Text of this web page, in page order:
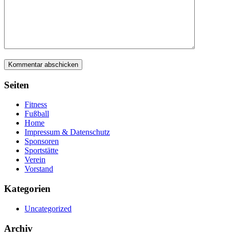
Seiten
Fitness
Fußball
Home
Impressum & Datenschutz
Sponsoren
Sportstätte
Verein
Vorstand
Kategorien
Uncategorized
Archiv